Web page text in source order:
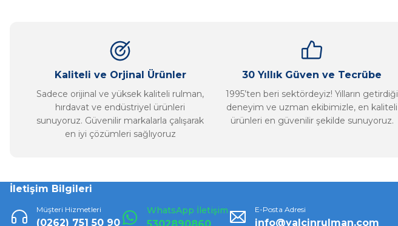
Ürün fiyatı diğer sitelerden daha pahalı.
Bu ürüne benzer farklı alternatifler olmalı.
Kaliteli ve Orjinal Ürünler
Sadece orijinal ve yüksek kaliteli rulman,
hırdavat ve endüstriyel ürünleri
sunuyoruz. Güvenilir markalarla çalışarak
en iyi çözümleri sağlıyoruz
30 Yıllık Güven ve Tecrübe
1995’ten beri sektördeyiz! Yılların getirdiği
deneyim ve uzman ekibimizle, en kaliteli
ürünleri en güvenilir şekilde sunuyoruz.
İletişim Bilgileri
Müşteri Hizmetleri
(0262) 751 50 90
WhatsApp İletişim E-Posta Adresi
info@yalcinrulman.com